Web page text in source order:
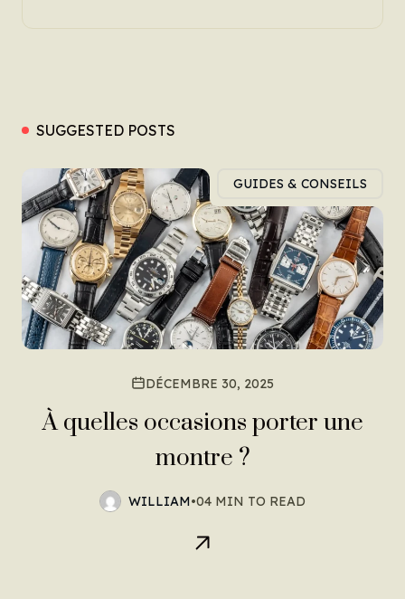
SUGGESTED POSTS
GUIDES & CONSEILS
DÉCEMBRE 30, 2025
À quelles occasions porter une
montre ?
WILLIAM•04 MIN TO READ